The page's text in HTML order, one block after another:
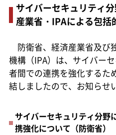
サイバーセキュリティ
産業省・IPAによる包括
防衛省、経済産業省及び
機構（IPA）は、サイバー
者間での連携を強化するた
結しましたので、お知らせ
サイバーセキュリティ分野
携強化について（防衛省）